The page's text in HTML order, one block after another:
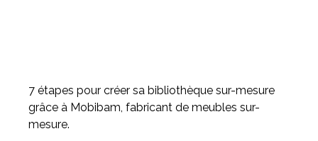
7 étapes pour créer sa bibliothèque sur-mesure
grâce à Mobibam, fabricant de meubles sur-
mesure.